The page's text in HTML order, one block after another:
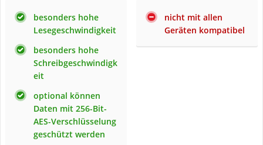
besonders hohe
Lesegeschwindigkeit
besonders hohe
Schreibgeschwindigk
eit
optional können
Daten mit 256-Bit-
AES-Verschlüsselung
geschützt werden
nicht mit allen
Geräten kompatibel